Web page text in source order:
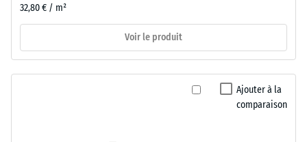
32,80 € / m²
Voir le produit
Ajouter à la
comparaison